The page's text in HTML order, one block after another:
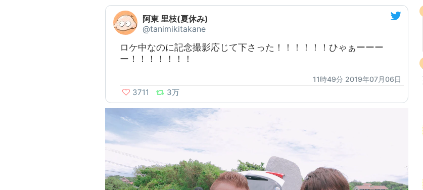
阿東 里枝(夏休み)
@tanimikitakane
ロケ中なのに記念撮影応じて下さった！！！！！！ひゃぁーーー
ー！！！！！！！
11時49分 2019年07月06日
3711 3万